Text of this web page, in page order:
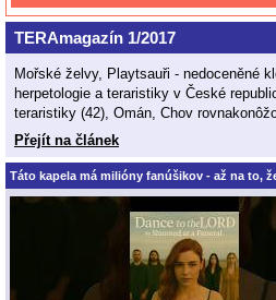
TERAmagazín 1/2017
Mořské želvy, Playtsauři - nedoceněné
herpetologie a teraristiky v České
teraristiky (42), Omán, Chov
Přejít na článek
Táto kapela má milióny fanúšikov - až na to,